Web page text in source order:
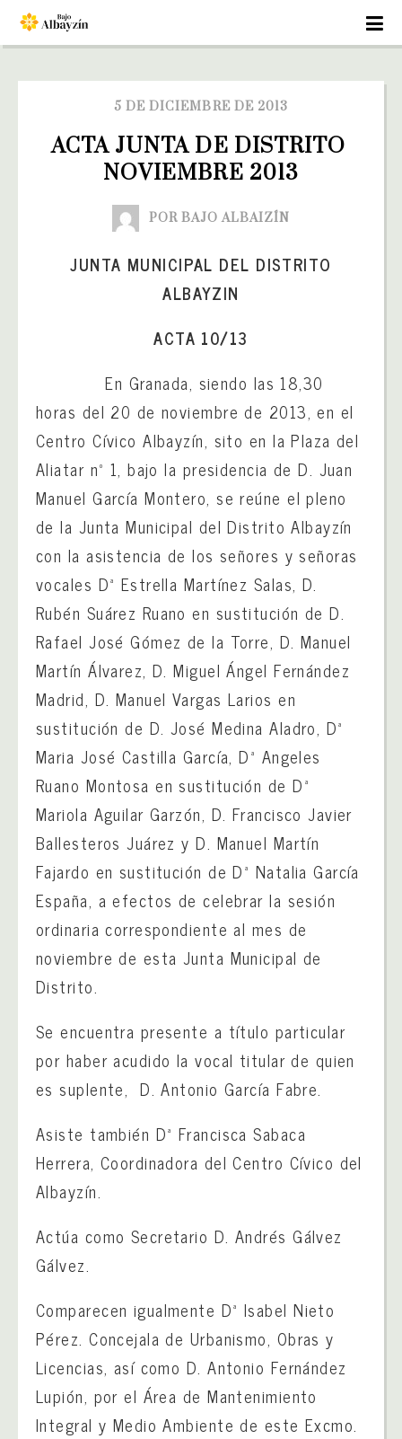
5 DE DICIEMBRE DE 2013
ACTA JUNTA DE DISTRITO
NOVIEMBRE 2013
POR BAJO ALBAIZÍN
JUNTA MUNICIPAL DEL DISTRITO
ALBAYZIN
ACTA 10/13
En Granada, siendo las 18,30
horas del 20 de noviembre de 2013, en el
Centro Cívico Albayzín, sito en la Plaza del
Aliatar nº 1, bajo la presidencia de D. Juan
Manuel García Montero, se reúne el pleno
de la Junta Municipal del Distrito Albayzín
con la asistencia de los señores y señoras
vocales Dª Estrella Martínez Salas, D.
Rubén Suárez Ruano en sustitución de D.
Rafael José Gómez de la Torre, D. Manuel
Martín Álvarez, D. Miguel Ángel Fernández
Madrid, D. Manuel Vargas Larios en
sustitución de D. José Medina Aladro, Dª
Maria José Castilla García, Dª Angeles
Ruano Montosa en sustitución de Dª
Mariola Aguilar Garzón, D. Francisco Javier
Ballesteros Juárez y D. Manuel Martín
Fajardo en sustitución de Dª Natalia García
España, a efectos de celebrar la sesión
ordinaria correspondiente al mes de
noviembre de esta Junta Municipal de
Distrito.
Se encuentra presente a título particular
por haber acudido la vocal titular de quien
es suplente, D. Antonio García Fabre.
Asiste también Dª Francisca Sabaca
Herrera, Coordinadora del Centro Cívico del
Albayzín.
Actúa como Secretario D. Andrés Gálvez
Gálvez.
Comparecen igualmente Dª Isabel Nieto
Pérez. Concejala de Urbanismo, Obras y
Licencias, así como D. Antonio Fernández
Lupión, por el Área de Mantenimiento
Integral y Medio Ambiente de este Excmo.